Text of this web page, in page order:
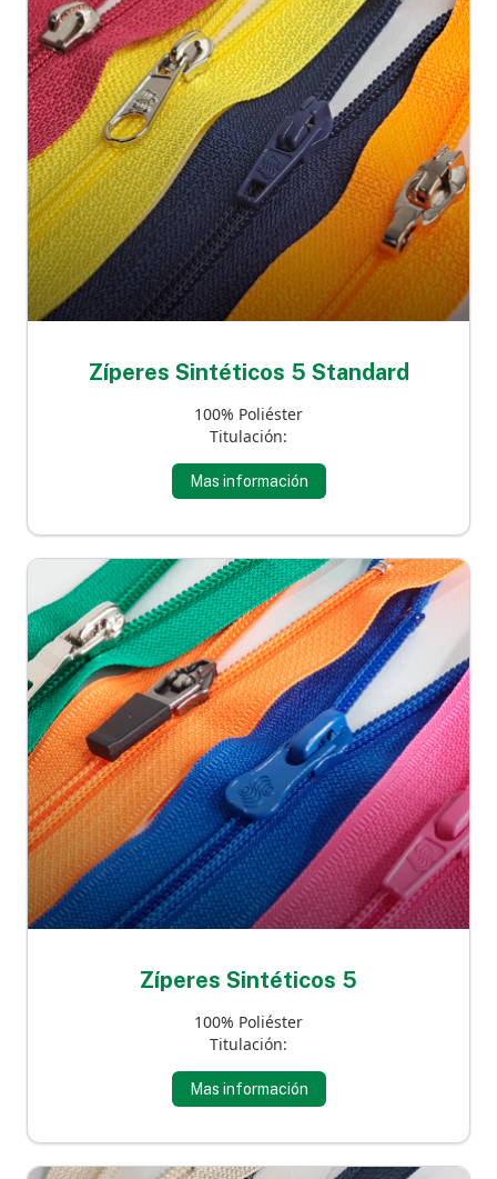
Zíperes Sintéticos 5 Standard
100% Poliéster
Titulación:
Mas información
Zíperes Sintéticos 5
100% Poliéster
Titulación:
Mas información